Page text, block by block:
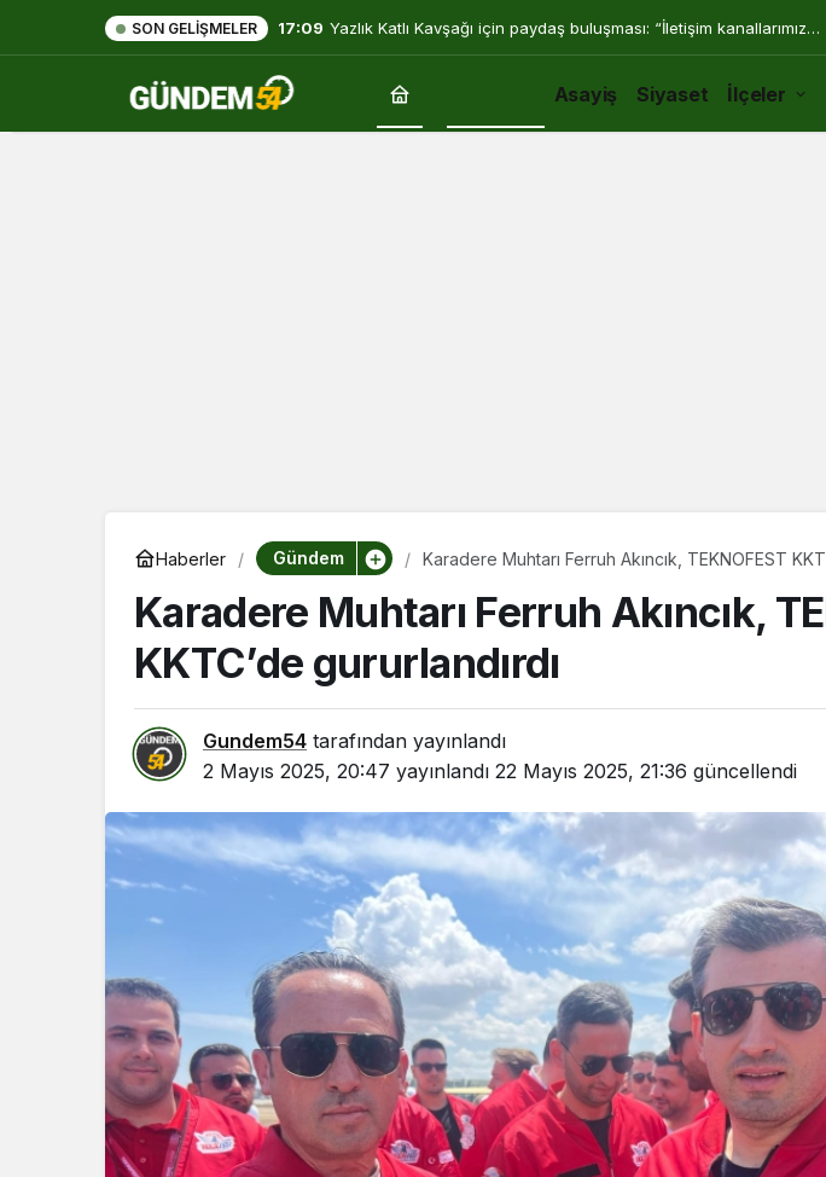
SON GELIŞMELER 17:09 Yazlık Katlı Kavşağı için paydaş buluşması: “İletişim kanallarımız
Asayiş Siyaset İlçeler
Haberler Gündem Karadere Muhtarı Ferruh Akıncık, TEKNOFEST
Karadere Muhtarı Ferruh Akıncık,
KKTC’de gururlandırdı
Gundem54 tarafından yayınlandı
2 Mayıs 2025, 20:47 yayınlandı 22 Mayıs 2025, 21:36 güncellendi